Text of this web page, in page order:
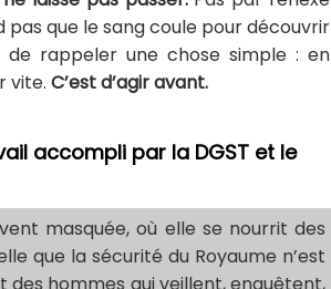
que le sang coule pour découvrir
de rappeler une chose simple : en
vite. C’est d’agir avant.
accompli par la DGST et le
masquée, où elle se nourrit des
que la sécurité du Royaume n’est
des hommes qui veillent, enquêtent,